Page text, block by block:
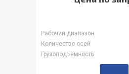
Рабочий диапазон
Количество осей
Грузоподъемность